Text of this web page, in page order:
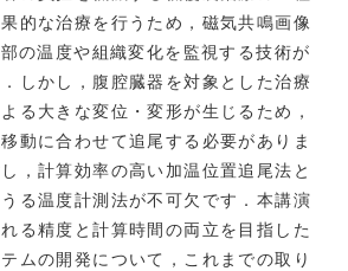
的な治療を行うため，磁気共鳴画像
の温度や組織変化を監視する技術が
しかし，腹腔臓器を対象とした治療
る大きな変位・変形が生じるため，
動に合わせて追尾する必要がありま
，計算効率の高い加温位置追尾法と
る温度計測法が不可欠です．本講演
る精度と計算時間の両立を目指した
ムの開発について，これまでの取り